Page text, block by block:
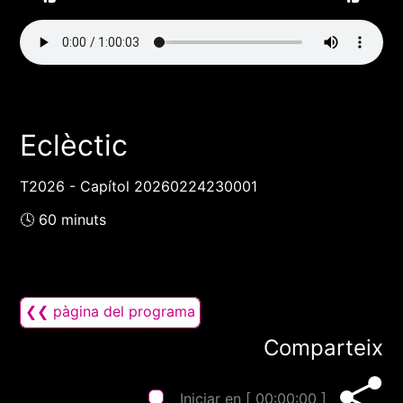
Eclèctic
T2026 - Capítol 20260224230001
🕓 60 minuts
❮❮ pàgina del programa
Comparteix
Iniciar en [ 00:00:00 ]